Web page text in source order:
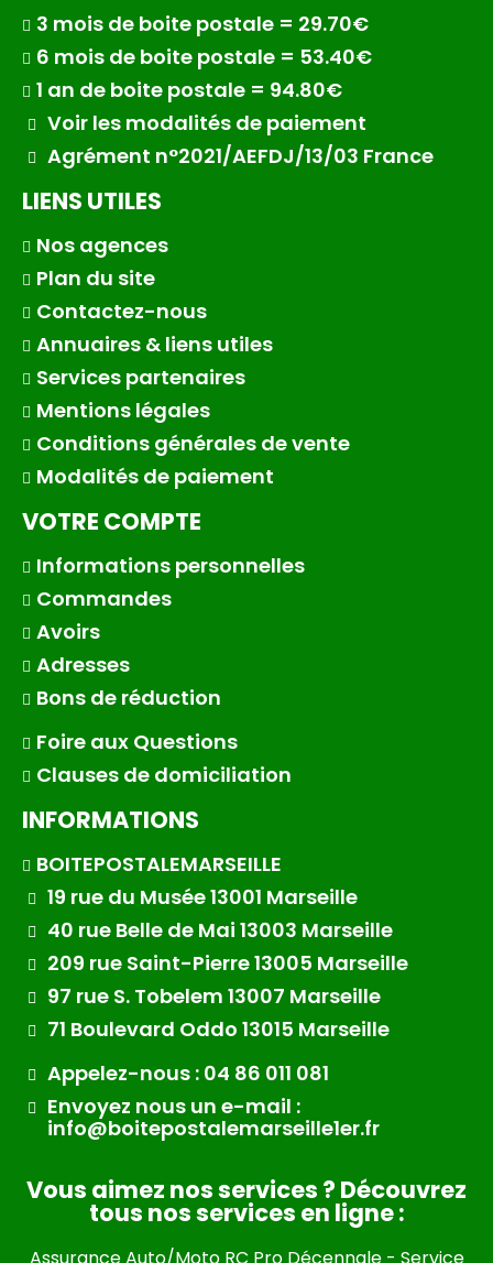
3 mois de boite postale = 29.70€
6 mois de boite postale = 53.40€
1 an de boite postale = 94.80€
Voir les modalités de paiement
Agrément n°2021/AEFDJ/13/03 France
LIENS UTILES
Nos agences
Plan du site
Contactez-nous
Annuaires & liens utiles
Services partenaires
Mentions légales
Conditions générales de vente
Modalités de paiement
VOTRE COMPTE
Informations personnelles
Commandes
Avoirs
Adresses
Bons de réduction
Foire aux Questions
Clauses de domiciliation
INFORMATIONS
BOITEPOSTALEMARSEILLE
19 rue du Musée 13001 Marseille
40 rue Belle de Mai 13003 Marseille
209 rue Saint-Pierre 13005 Marseille
97 rue S. Tobelem 13007 Marseille
71 Boulevard Oddo 13015 Marseille
Appelez-nous : 04 86 011 081
Envoyez nous un e-mail :
info@boitepostalemarseille1er.fr
Vous aimez nos services ? Découvrez
tous nos services en ligne :
Assurance Auto/Moto RC Pro Décennale- Service